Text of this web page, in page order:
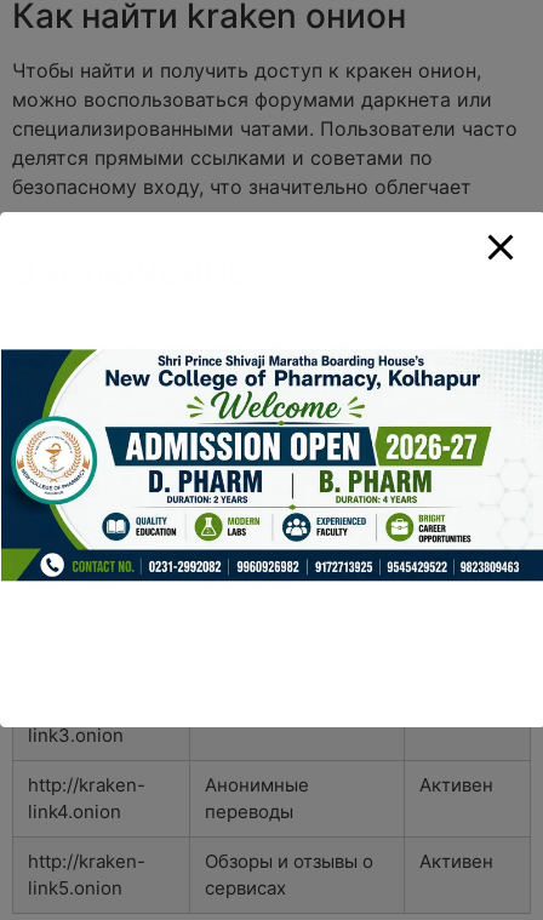
Как найти kraken онион
Чтобы найти и получить доступ к кракен онион,
можно воспользоваться форумами даркнета или
специализированными чатами. Пользователи часто
делятся прямыми ссылками и советами по
безопасному входу, что значительно облегчает
процесс поиска.
полезным, так и опасным. Следуя советам и
оставаясь внимательным, вы можете максимально
безопасно исследовать ресурсы, которые
предлагает этот уникальный слой интернета.
Ссылка Описание Статус
http://kraken-
link1.onion
Работающий доступ
к услугам
Активен
link3.onion
http://kraken-
link4.onion
Анонимные
переводы
Активен
http://kraken-
link5.onion
Обзоры и отзывы о
сервисах
Активен